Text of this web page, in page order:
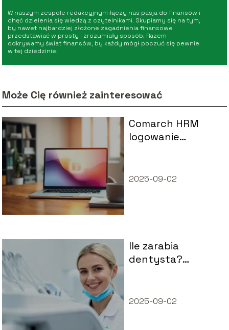
W naszym zespole redakcyjnym łączy nas pasja do finansów i
chęć dzielenia się wiedzą z czytelnikami. Skupiamy się na tym,
by nawet najbardziej złożone zagadnienia finansowe
przedstawiać w prosty i zrozumiały sposób. Razem
odkrywamy świat finansów, by każdy mógł poczuć się pewnie
w tej dziedzinie.
Może Cię również zainteresować
Comarch HRM
logowanie
2025-09-02
Ile zarabia
dentysta?
stomatologii
2025-09-02